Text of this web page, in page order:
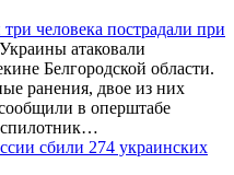
человека пострадали при
атаковали
Белгородской области.
ранения, двое из них
в оперштабе